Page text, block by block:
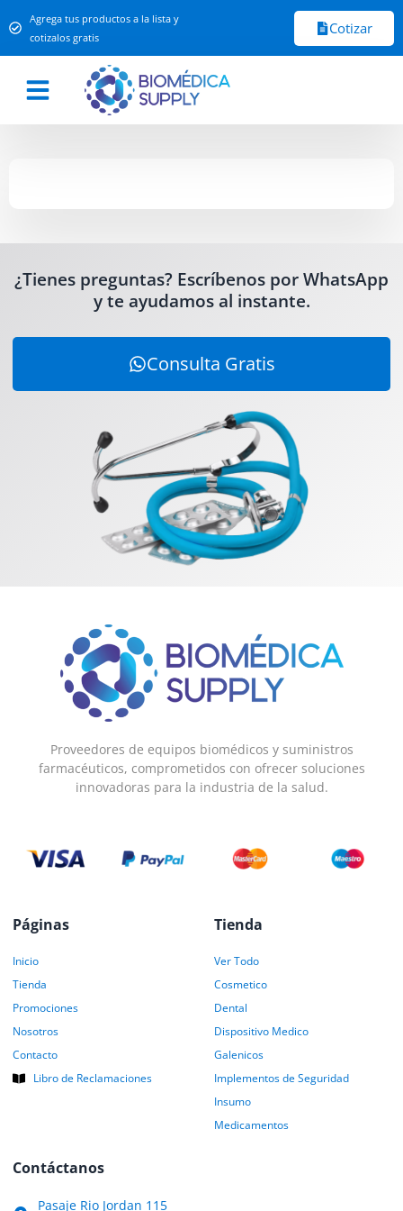
Agrega tus productos a la lista y
cotizalos gratis
Cotizar
¿Tienes preguntas? Escríbenos por WhatsApp
y te ayudamos al instante.
Consulta Gratis
Proveedores de equipos biomédicos y suministros
farmacéuticos, comprometidos con ofrecer soluciones
innovadoras para la industria de la salud.
Páginas
Inicio
Tienda
Promociones
Nosotros
Contacto
Libro de Reclamaciones
Tienda
Ver Todo
Cosmetico
Dental
Dispositivo Medico
Galenicos
Implementos de Seguridad
Insumo
Medicamentos
Contáctanos
Pasaje Rio Jordan 115